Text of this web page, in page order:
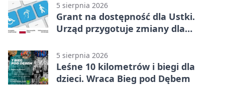
5 sierpnia 2026
Grant na dostępność dla Ustki.
Urząd przygotuje zmiany dla
5 sierpnia 2026
Leśne 10 kilometrów i biegi dla
dzieci. Wraca Bieg pod Dębem